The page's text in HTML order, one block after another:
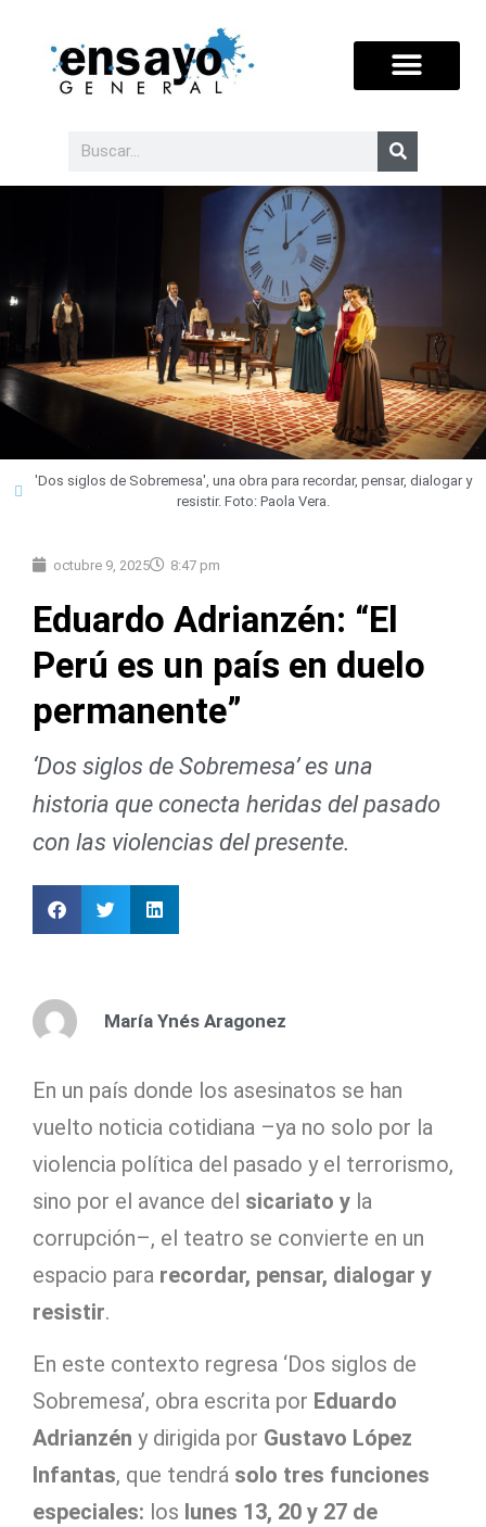
'Dos siglos de Sobremesa', una obra para recordar, pensar, dialogar y
resistir. Foto: Paola Vera.
octubre 9, 2025 8:47 pm
Eduardo Adrianzén: “El
Perú es un país en duelo
permanente”
‘Dos siglos de Sobremesa’ es una
historia que conecta heridas del pasado
con las violencias del presente.
María Ynés Aragonez
En un país donde los asesinatos se han
vuelto noticia cotidiana –ya no solo por la
violencia política del pasado y el terrorismo,
sino por el avance del sicariato y la
corrupción–, el teatro se convierte en un
espacio para recordar, pensar, dialogar y
resistir.
En este contexto regresa ‘Dos siglos de
Sobremesa’, obra escrita por Eduardo
Adrianzén y dirigida por Gustavo López
Infantas, que tendrá solo tres funciones
especiales: los lunes 13, 20 y 27 de